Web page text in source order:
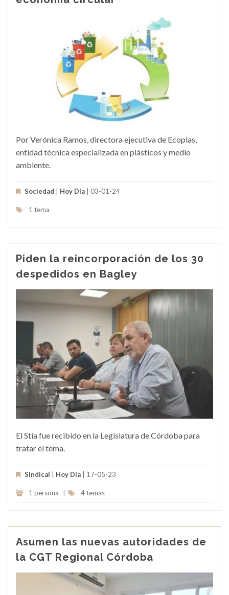
Por Verónica Ramos, directora ejecutiva de Ecoplas,
entidad técnica especializada en plásticos y medio
ambiente.
Sociedad Hoy Día | 03-01-24
1 tema
Piden la reincorporación de los 30
despedidos en Bagley
El Stia fue recibido en la Legislatura de Córdoba para
tratar el tema.
Sindical Hoy Día | 17-05-23
1 persona 4 temas
Asumen las nuevas autoridades de
la CGT Regional Córdoba